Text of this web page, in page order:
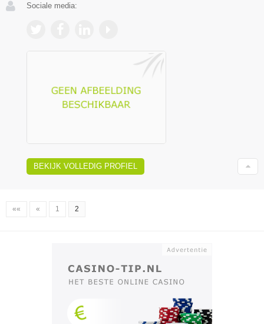
Sociale media:
BEKIJK VOLLEDIG PROFIEL
«« « 1 2